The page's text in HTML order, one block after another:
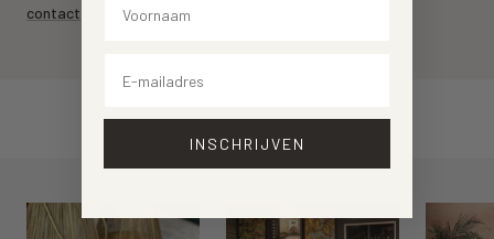
contact op te nemen.
INSCHRIJVEN